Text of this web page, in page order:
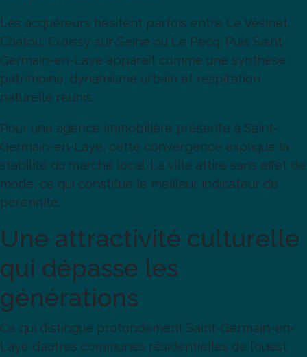
Les acquéreurs hésitent parfois entre Le Vésinet,
Chatou, Croissy-sur-Seine ou Le Pecq. Puis Saint-
Germain-en-Laye apparaît comme une synthèse :
patrimoine, dynamisme urbain et respiration
naturelle réunis.
Pour une agence immobilière présente à Saint-
Germain-en-Laye, cette convergence explique la
stabilité du marché local. La ville attire sans effet de
mode, ce qui constitue le meilleur indicateur de
pérennité.
Une attractivité culturelle
qui dépasse les
générations
Ce qui distingue profondément Saint-Germain-en-
Laye d’autres communes résidentielles de l’ouest